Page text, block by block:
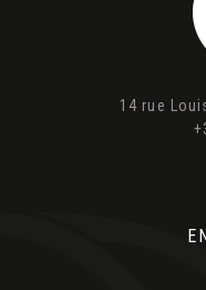
14 rue